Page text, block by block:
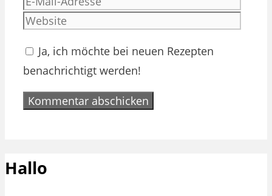
Ja, ich möchte bei neuen Rezepten
benachrichtigt werden!
Hallo